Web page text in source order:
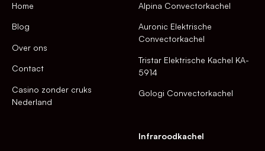
Home
Blog
Over ons
Contact
Casino zonder cruks
Nederland
Alpina Convectorkachel
Auronic Elektrische
Convectorkachel
Tristar Elektrische Kachel KA-
5914
Gologi Convectorkachel
Infraroodkachel